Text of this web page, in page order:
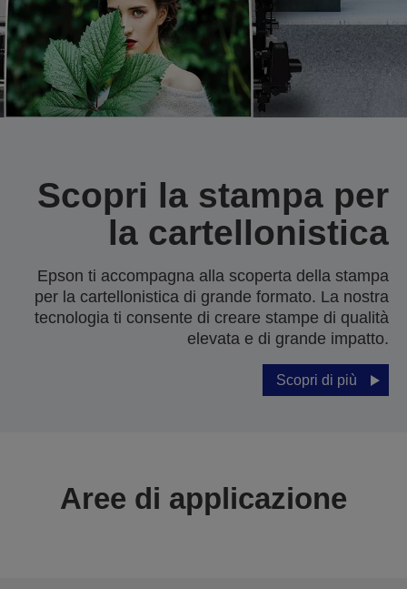
Scopri la stampa per
la cartellonistica
Epson ti accompagna alla scoperta della stampa
per la cartellonistica di grande formato. La nostra
tecnologia ti consente di creare stampe di qualità
elevata e di grande impatto.
Scopri di più
Aree di applicazione